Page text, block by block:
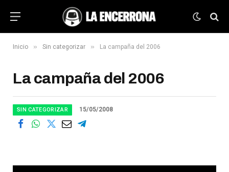
Inicio » Sin categorizar » La campaña del 2006
La campaña del 2006
SIN CATEGORIZAR 15/05/2008